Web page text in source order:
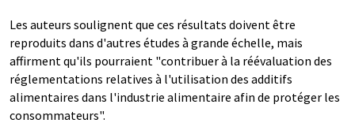
Les auteurs soulignent que ces résultats doivent être
reproduits dans d'autres études à grande échelle, mais
affirment qu'ils pourraient "contribuer à la réévaluation des
réglementations relatives à l'utilisation des additifs
alimentaires dans l'industrie alimentaire afin de protéger les
consommateurs".